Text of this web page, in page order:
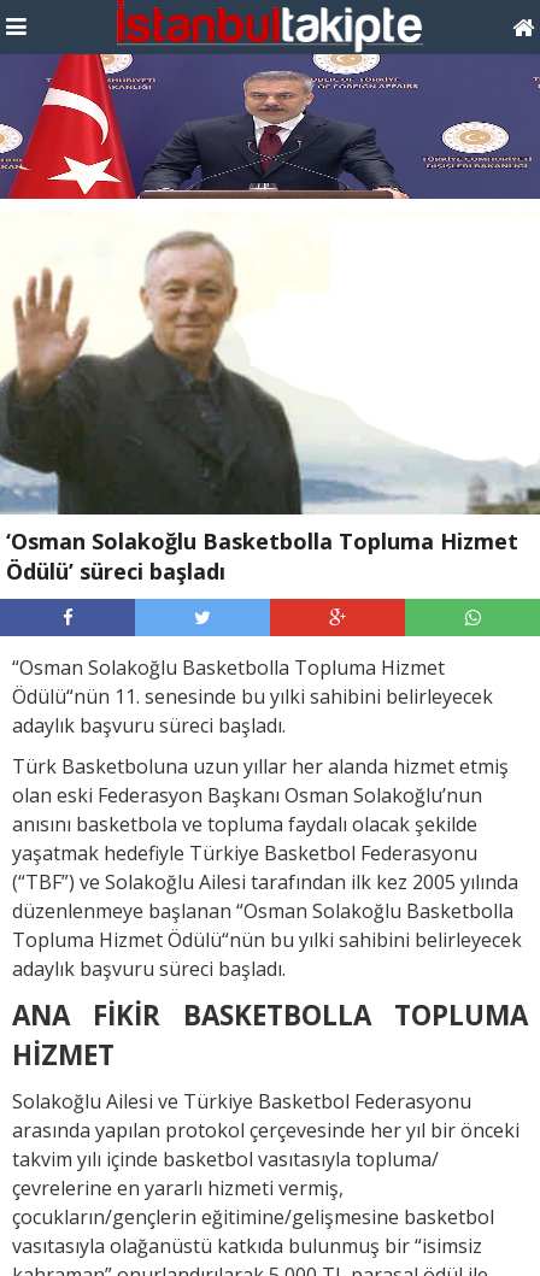
‘Osman Solakoğlu Basketbolla Topluma Hizmet
Ödülü’ süreci başladı
“Osman Solakoğlu Basketbolla Topluma Hizmet
Ödülü“nün 11. senesinde bu yılki sahibini belirleyecek
adaylık başvuru süreci başladı.
Türk Basketboluna uzun yıllar her alanda hizmet etmiş
olan eski Federasyon Başkanı Osman Solakoğlu’nun
anısını basketbola ve topluma faydalı olacak şekilde
yaşatmak hedefiyle Türkiye Basketbol Federasyonu
(“TBF”) ve Solakoğlu Ailesi tarafından ilk kez 2005 yılında
düzenlenmeye başlanan “Osman Solakoğlu Basketbolla
Topluma Hizmet Ödülü“nün bu yılki sahibini belirleyecek
adaylık başvuru süreci başladı.
ANA FİKİR BASKETBOLLA TOPLUMA
HİZMET
Solakoğlu Ailesi ve Türkiye Basketbol Federasyonu
arasında yapılan protokol çerçevesinde her yıl bir önceki
takvim yılı içinde basketbol vasıtasıyla topluma/
çevrelerine en yararlı hizmeti vermiş,
çocukların/gençlerin eğitimine/gelişmesine basketbol
vasıtasıyla olağanüstü katkıda bulunmuş bir “isimsiz